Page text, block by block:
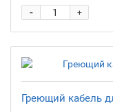
+
-
Греющий кабель